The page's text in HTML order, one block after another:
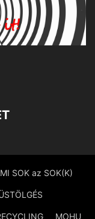
SOK az SOK(K)
MOHU